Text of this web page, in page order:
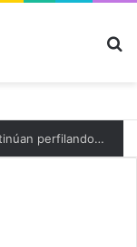
El CB Villarrobledo y el CB Criptana continúan perfilando sus plantillas